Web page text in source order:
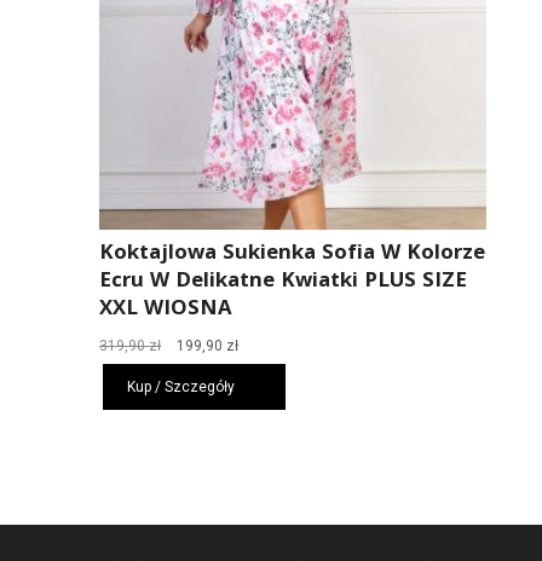
Koktajlowa Sukienka Sofia W Kolorze
Ecru W Delikatne Kwiatki PLUS SIZE
XXL WIOSNA
319,90zł
Pierwotna
cena
wynosiła:
319,90 zł.
199,90 złAktualna
cena
199,90 zł.
Kup / Szczegóły